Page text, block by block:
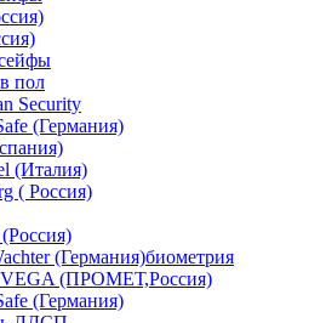
пол
Security
(Германия)
(Италия)
( Россия)
(Германия)биометрия
(ПРОМЕТ,Россия)
(Германия)